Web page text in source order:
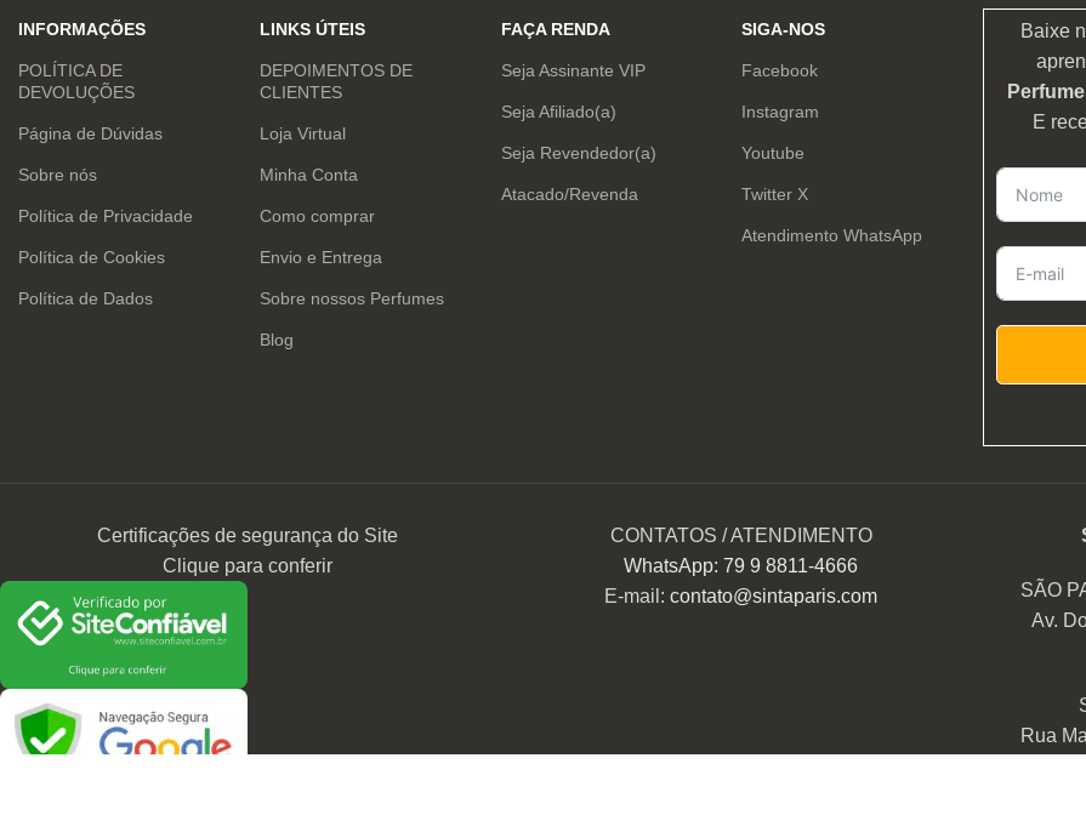
INFORMAÇÕES
POLÍTICA DE
DEVOLUÇÕES
Página de Dúvidas
Sobre nós
Política de Privacidade
Política de Cookies
Política de Dados
LINKS ÚTEIS
DEPOIMENTOS DE
CLIENTES
Loja Virtual
Minha Conta
Como comprar
Envio e Entrega
Sobre nossos Perfumes
Blog
FAÇA RENDA
Seja Assinante VIP
Seja Afiliado(a)
Seja Revendedor(a)
Atacado/Revenda
SIGA-NOS
Facebook
Instagram
Youtube
Twitter X
Atendimento WhatsApp
Baixe
E
Certificações de segurança do Site
Clique para conferir
CONTATOS / ATENDIMENTO
WhatsApp: 79 9 8811-4666
E-mail:contato@sintaparis.com
SÃO
Av.
Rua